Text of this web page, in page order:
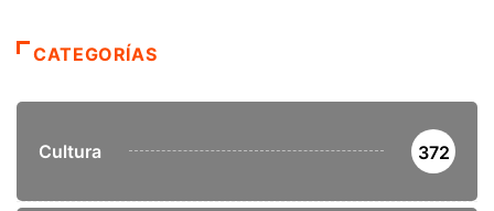
CATEGORÍAS
Cultura 372